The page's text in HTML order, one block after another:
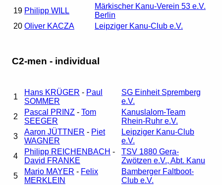
19 Philipp WILL
Märkischer Kanu-Verein 53 e.V.
Berlin
20 Oliver KACZA Leipziger Kanu-Club e.V.
C2-men - individual
1
Hans KRÜGER - Paul
SOMMER
SG Einheit Spremberg
e.V.
2
Pascal PRINZ - Tom
SEEGER
Kanuslalom-Team
Rhein-Ruhr e.V.
3
Aaron JÜTTNER - Piet
WAGNER
Leipziger Kanu-Club
e.V.
4
Philipp REICHENBACH -
David FRANKE
TSV 1880 Gera-
Zwötzen e.V., Abt. Kanu
5
Mario MAYER - Felix
MERKLEIN
Bamberger Faltboot-
Club e.V.